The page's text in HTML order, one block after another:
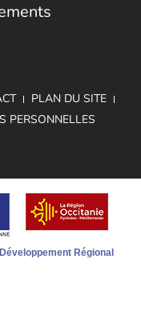
PLAN DU SITE
PERSONNELLES
Régional